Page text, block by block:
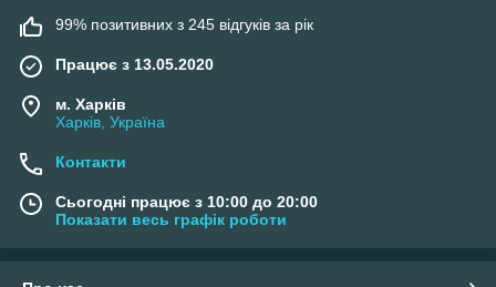
99% позитивних з 245 відгуків за рік
Працює з 13.05.2020
м. Харків
Харків, Україна
Контакти
Сьогодні працює з 10:00 до 20:00
Показати весь графік роботи